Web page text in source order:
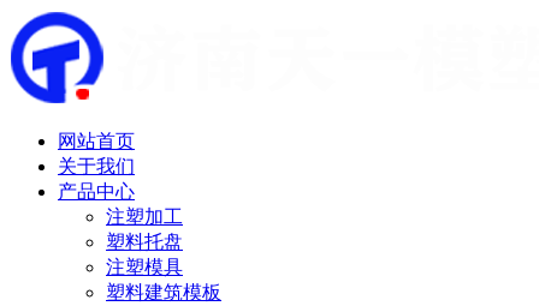
网站首页
关于我们
产品中心
注塑加工
塑料托盘
注塑模具
塑料建筑模板